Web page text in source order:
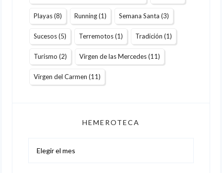
Playas(8) Running(1) Semana Santa (3)
Sucesos(5) Terremotos(1) Tradición (1)
Turismo (2) Virgen de las Mercedes(11)
Virgen del Carmen (11)
HEMEROTECA